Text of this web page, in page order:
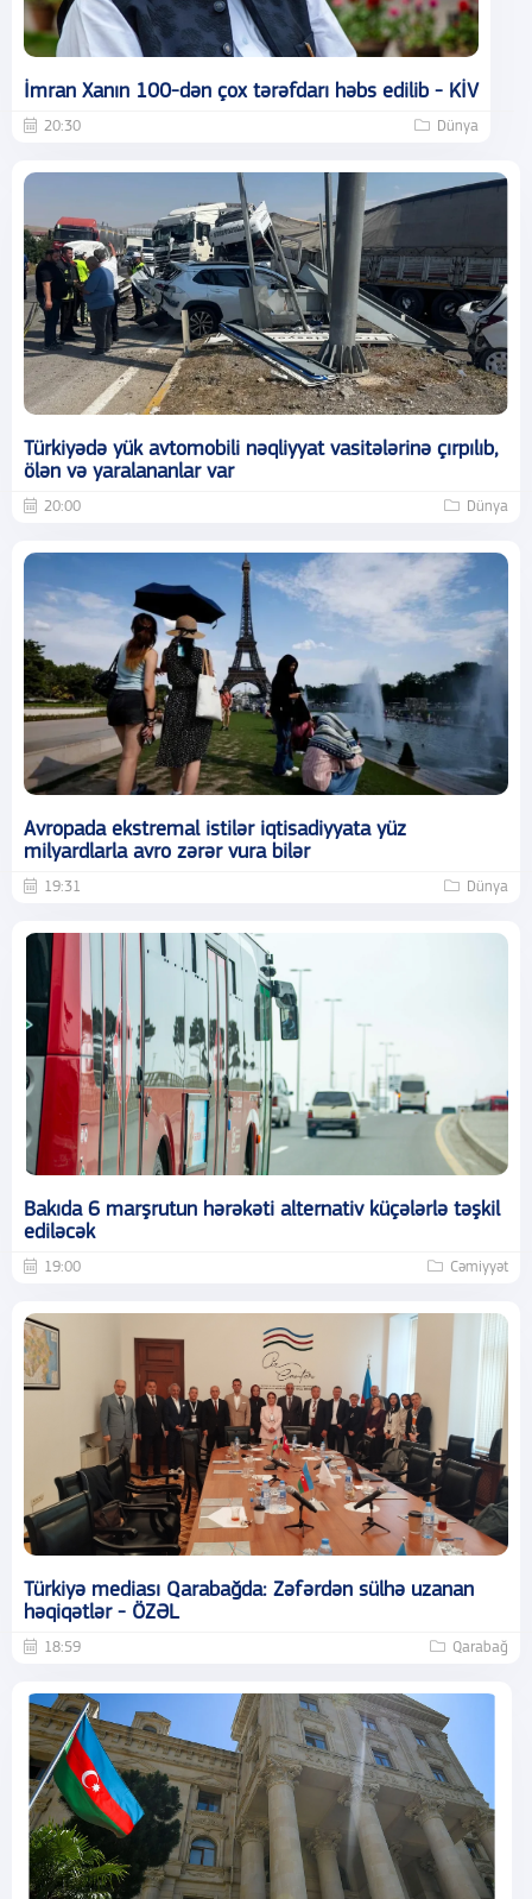
İmran Xanın 100-dən çox tərəfdarı həbs edilib - KİV
20:30 Dünya
Türkiyədə yük avtomobili nəqliyyat vasitələrinə çırpılıb,
ölən və yaralananlar var
20:00 Dünya
Avropada ekstremal istilər iqtisadiyyata yüz
milyardlarla avro zərər vura bilər
19:31 Dünya
Bakıda 6 marşrutun hərəkəti alternativ küçələrlə təşkil
ediləcək
19:00 Cəmiyyət
Türkiyə mediası Qarabağda: Zəfərdən sülhə uzanan
həqiqətlər - ÖZƏL
18:59 Qarabağ